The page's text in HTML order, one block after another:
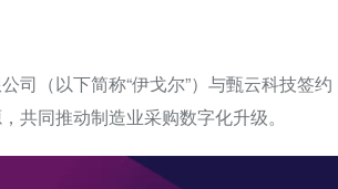
司（以下简称“伊戈尔”）与甄云科技签
共同推动制造业采购数字化升级。